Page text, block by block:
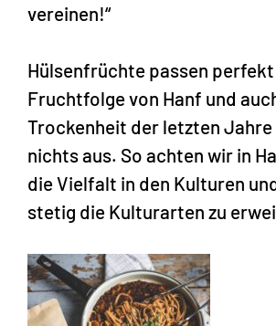
vereinen!“
Hülsenfrüchte passen perfekt
Fruchtfolge von Hanf und
Trockenheit der letzten Jahre
nichts aus. So achten wir in
die Vielfalt in den Kulturen
stetig die Kulturarten zu